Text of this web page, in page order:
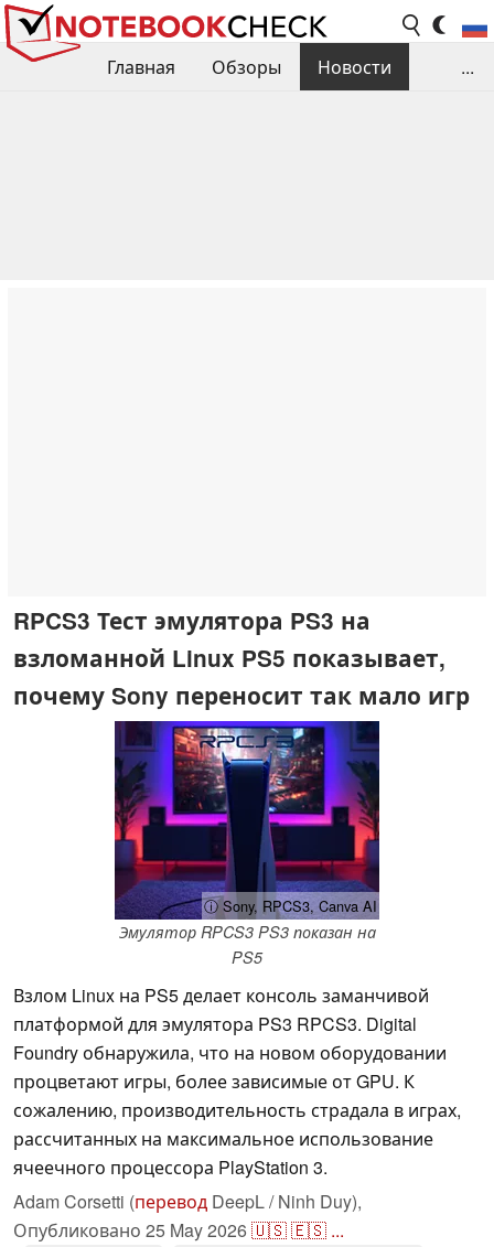
Главная Обзоры
Новости
...
RPCS3 Тест эмулятора PS3 на
взломанной Linux PS5 показывает,
почему Sony переносит так мало игр
ⓘ Sony, RPCS3, Canva AI
Эмулятор RPCS3 PS3 показан на
PS5
Взлом Linux на PS5 делает консоль заманчивой
платформой для эмулятора PS3 RPCS3. Digital
Foundry обнаружила, что на новом оборудовании
процветают игры, более зависимые от GPU. К
сожалению, производительность страдала в играх,
рассчитанных на максимальное использование
ячеечного процессора PlayStation 3.
Adam Corsetti (перевод DeepL / Ninh Duy),
Опубликовано 25 May 2026🇺🇸🇪🇸 ...